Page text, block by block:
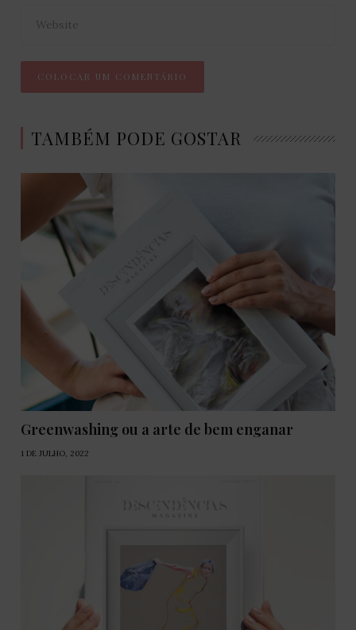
TAMBÉM PODE GOSTAR
Greenwashing ou a arte de bem enganar
1 DE JULHO, 2022